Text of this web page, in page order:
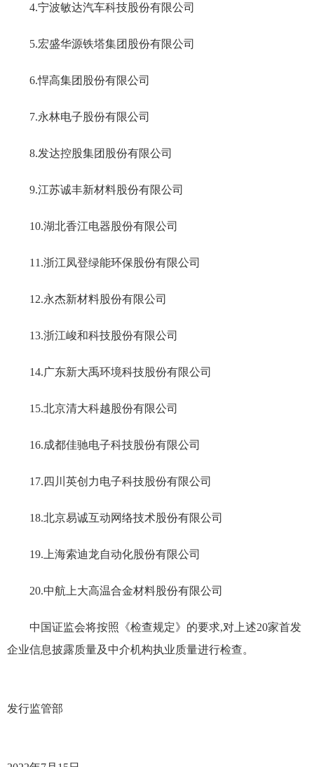
4.宁波敏达汽车科技股份有限公司
5.宏盛华源铁塔集团股份有限公司
6.悍高集团股份有限公司
7.永林电子股份有限公司
8.发达控股集团股份有限公司
9.江苏诚丰新材料股份有限公司
10.湖北香江电器股份有限公司
11.浙江凤登绿能环保股份有限公司
12.永杰新材料股份有限公司
13.浙江峻和科技股份有限公司
14.广东新大禹环境科技股份有限公司
15.北京清大科越股份有限公司
16.成都佳驰电子科技股份有限公司
17. 四川英创力电子科技股份有限公司
18.北京易诚互动网络技术股份有限公司
19.上海索迪龙自动化股份有限公司
20.中航上大高温合金材料股份有限公司
中国证监会将按照《检查规定》的要求,对上述20家首发
企业信息披露质量及中介机构执业质量进行检查。
发行监管部